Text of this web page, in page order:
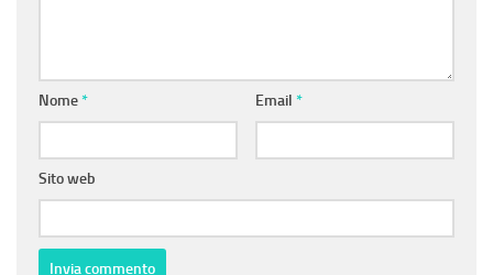
Nome* Email *
Sito web